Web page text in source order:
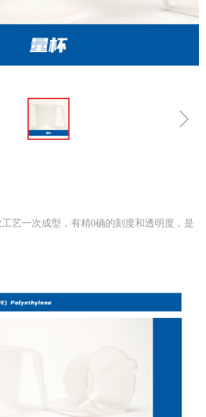
ꁇ
艺一次成型，有精0确的刻度和透明度，是